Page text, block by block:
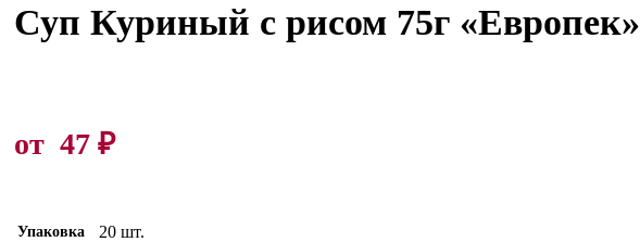
Суп Куриный с рисом 75г «Европек»
от 47 ₽
Упаковка 20 шт.